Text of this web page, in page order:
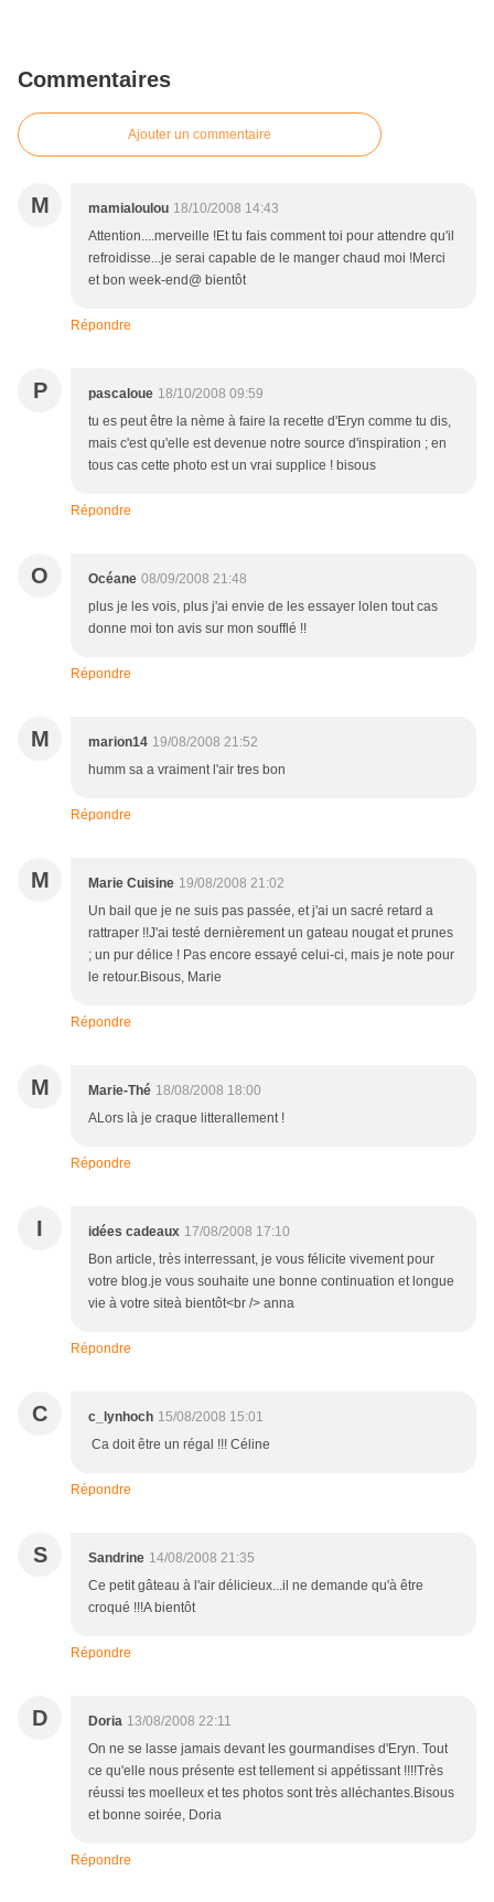
Commentaires
Ajouter un commentaire
M mamialoulou 18/10/2008 14:43
Attention....merveille !Et tu fais comment toi pour attendre qu'il
refroidisse...je serai capable de le manger chaud moi !Merci
et bon week-end@ bientôt
Répondre
P pascaloue 18/10/2008 09:59
tu es peut être la nème à faire la recette d'Eryn comme tu dis,
mais c'est qu'elle est devenue notre source d'inspiration ; en
tous cas cette photo est un vrai supplice ! bisous
Répondre
O Océane 08/09/2008 21:48
plus je les vois, plus j'ai envie de les essayer lolen tout cas
donne moi ton avis sur mon soufflé !!
Répondre
M marion14 19/08/2008 21:52
humm sa a vraiment l'air tres bon
Répondre
M Marie Cuisine 19/08/2008 21:02
Un bail que je ne suis pas passée, et j'ai un sacré retard a
rattraper !!J'ai testé dernièrement un gateau nougat et prunes
; un pur délice ! Pas encore essayé celui-ci, mais je note pour
le retour.Bisous, Marie
Répondre
M Marie-Thé 18/08/2008 18:00
ALors là je craque litterallement !
Répondre
I idées cadeaux 17/08/2008 17:10
Bon article, très interressant, je vous félicite vivement pour
votre blog.je vous souhaite une bonne continuation et longue
vie à votre siteà bientôt<br /> anna
Répondre
C c_lynhoch 15/08/2008 15:01
Ca doit être un régal !!! Céline
Répondre
S Sandrine 14/08/2008 21:35
Ce petit gâteau à l'air délicieux...il ne demande qu'à être
croqué !!!A bientôt
Répondre
D Doria 13/08/2008 22:11
On ne se lasse jamais devant les gourmandises d'Eryn. Tout
ce qu'elle nous présente est tellement si appétissant !!!!Très
réussi tes moelleux et tes photos sont très alléchantes.Bisous
et bonne soirée, Doria
Répondre